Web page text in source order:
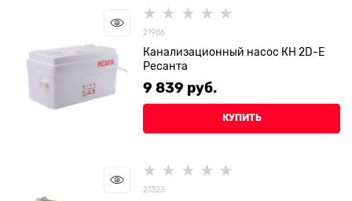
21986
Канализационный насос КН 2D-E
Ресанта
9 839 руб.
КУПИТЬ
21323